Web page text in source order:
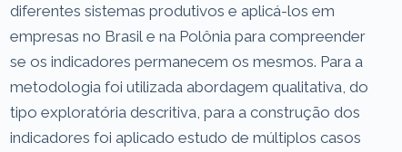
diferentes sistemas produtivos e aplicá-los em
empresas no Brasil e na Polônia para compreender
se os indicadores permanecem os mesmos. Para a
metodologia foi utilizada abordagem qualitativa, do
tipo exploratória descritiva, para a construção dos
indicadores foi aplicado estudo de múltiplos casos